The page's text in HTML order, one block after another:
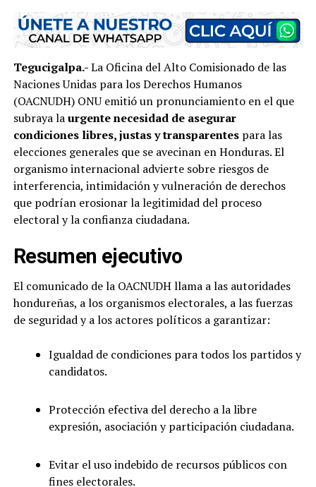
Tegucigalpa.-La Oficina del Alto Comisionado de las
Naciones Unidas para los Derechos Humanos
(OACNUDH) ONU emitió un pronunciamiento en el que
subraya laurgente necesidad de asegurar
condiciones libres, justas y transparentespara las
elecciones generales que se avecinan en Honduras. El
organismo internacional advierte sobre riesgos de
interferencia, intimidación y vulneración de derechos
que podrían erosionar la legitimidad del proceso
electoral y la confianza ciudadana.
Resumen ejecutivo
El comunicado de la OACNUDH llama a las autoridades
hondureñas, a los organismos electorales, a las fuerzas
de seguridad y a los actores políticos a garantizar:
Igualdad de condiciones para todos los partidos y
candidatos.
Protección efectiva del derecho a la libre
expresión, asociación y participación ciudadana.
Evitar el uso indebido de recursos públicos con
fines electorales.